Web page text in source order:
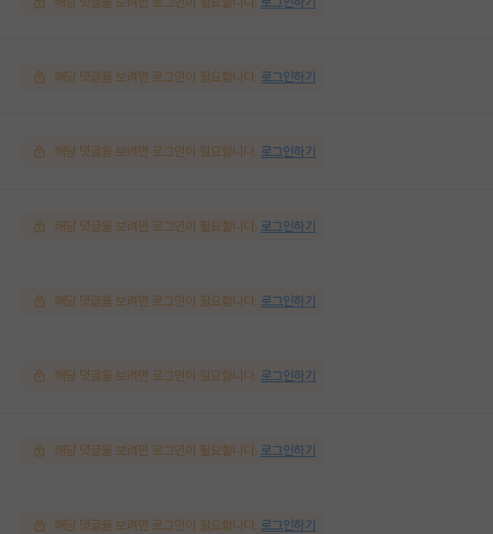
해당 댓글을 보려면 로그인이 필요합니다. 로그인하기
해당 댓글을 보려면 로그인이 필요합니다. 로그인하기
해당 댓글을 보려면 로그인이 필요합니다. 로그인하기
해당 댓글을 보려면 로그인이 필요합니다. 로그인하기
해당 댓글을 보려면 로그인이 필요합니다. 로그인하기
해당 댓글을 보려면 로그인이 필요합니다. 로그인하기
해당 댓글을 보려면 로그인이 필요합니다. 로그인하기